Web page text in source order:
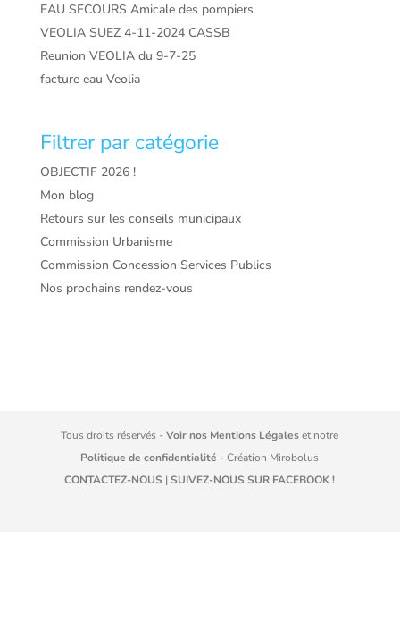
EAU SECOURS Amicale des pompiers
VEOLIA SUEZ 4-11-2024 CASSB
Reunion VEOLIA du 9-7-25
facture eau Veolia
Filtrer par catégorie
OBJECTIF 2026 !
Mon blog
Retours sur les conseils municipaux
Commission Urbanisme
Commission Concession Services Publics
Nos prochains rendez-vous
Tous droits réservés -Voir nos Mentions Légaleset notre
Politique de confidentialité - Création Mirobolus
CONTACTEZ-NOUS |SUIVEZ-NOUS SUR FACEBOOK !